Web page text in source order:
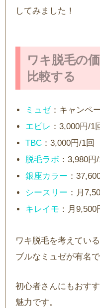
してみました！
ワキ脱毛の
比較する
ミュゼ：キャンペ
エピレ ：3,000円/1
TBC ：3,000円/1回
脱毛ラボ ：3,980円
銀座カラー ：
シースリー ：月
キレイモ ：月
ワキ脱毛を考えてい
ブルなミュゼが有名で
初心者さんにもおす
魅力です。